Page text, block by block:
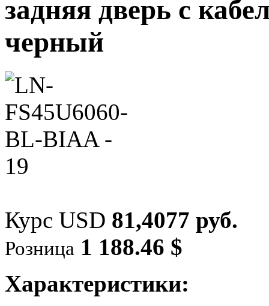
задняя дверь с
черный
Курс USD 81,4077 руб.
Розница 1 188.46 $
Характеристики: